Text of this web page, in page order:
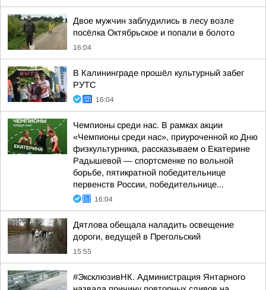
Двое мужчин заблудились в лесу возле
посёлка Октябрьское и попали в болото
16:04
В Калининграде прошёл культурный забег
РУТС
16:04
Чемпионы среди нас. В рамках акции
«Чемпионы среди нас», приуроченной ко Дню
физкультурника, рассказываем о Екатерине
Радышевой — спортсменке по вольной
борьбе, пятикратной победительнице
первенств России, победительнице...
16:04
Дятлова обещала наладить освещение
дороги, ведущей в Прегольский
15:55
#ЭксклюзивНК. Администрация Янтарного